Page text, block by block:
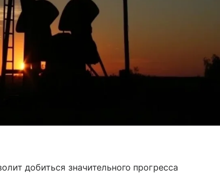
добиться значительного прогресса